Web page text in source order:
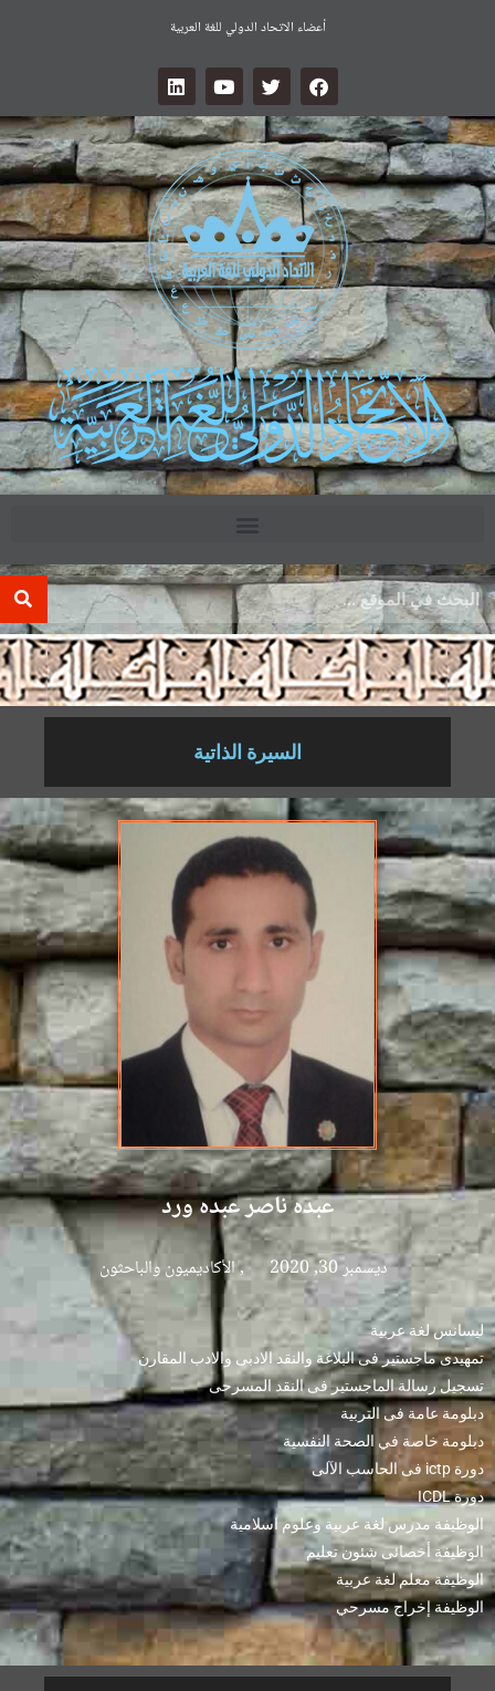
أعضاء الاتحاد الدولي للغة العربية
.
السيرة الذاتية
عبده ناصر عبده ورد
ديسمبر 30, 2020 ,الأكاديميون والباحثون
ليسانس لغة عربية
تمهيدى ماجستير فى البلاغة والنقد الادبى والادب المقارن
تسجيل رسالة الماجستير فى النقد المسرحى
دبلومة عامة فى التربية
دبلومة خاصة في الصحة النفسية
دورة ictp فى الحاسب الآلى
دورة ICDL
الوظيفة مدرس لغة عربية وعلوم اسلامية
الوظيفة أخصائى شئون تعليم
الوظيفة معلم لغة عربية
الوظيفة إخراج مسرحي